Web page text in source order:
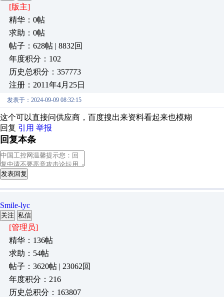
[版主]
精华：0帖
求助：0帖
帖子：628帖 | 8832回
年度积分：102
历史总积分：357773
注册：2011年4月25日
发表于：2024-09-09 08:32:15
这个可以直接问供应商，百度搜出来资料看起来也模糊
回复 引用 举报
回复本条
发表回复
Smile-lyc
关注 私信
[管理员]
精华：136帖
求助：54帖
帖子：3620帖 | 23062回
年度积分：216
历史总积分：163807